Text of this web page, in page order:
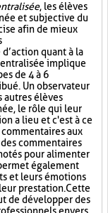
, les élèves
et subjective du
afin de mieux
quant à la
implique
de 4 à 6
Un observateur
autres élèves
le rôle qui leur
a lieu et c'est à ce
aux
commentaires
pour alimenter
également
et leurs émotions
prestation. Cette
de développer des